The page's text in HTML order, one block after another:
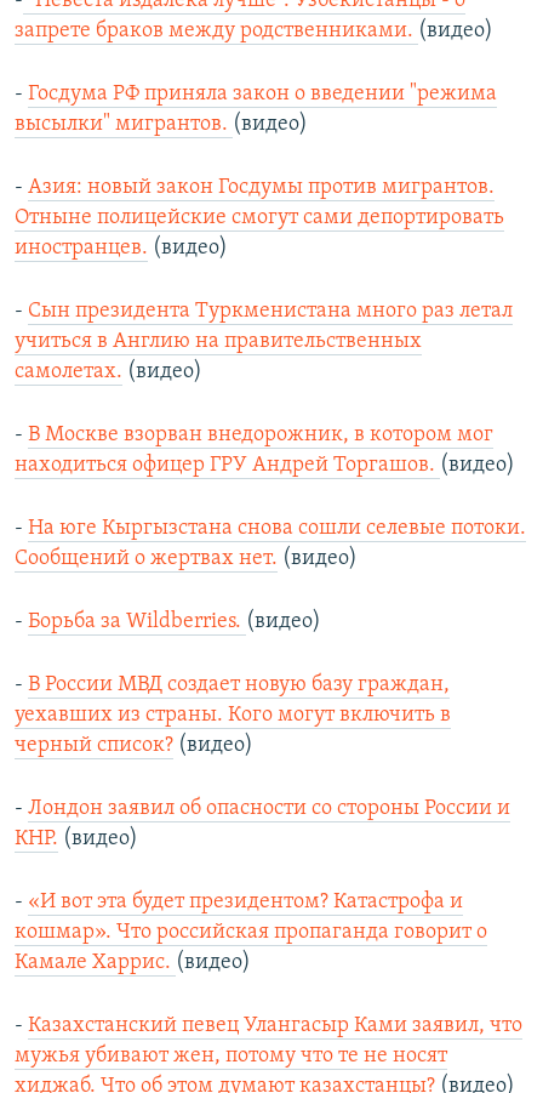
запрете браков между родственниками. (видео)
- Госдума РФ приняла закон о введении "режима
высылки" мигрантов. (видео)
- Азия: новый закон Госдумы против мигрантов.
Отныне полицейские смогут сами депортировать
иностранцев. (видео)
- Сын президента Туркменистана много раз летал
учиться в Англию на правительственных
самолетах. (видео)
- В Москве взорван внедорожник, в котором мог
находиться офицер ГРУ Андрей Торгашов. (видео)
- На юге Кыргызстана снова сошли селевые потоки.
Сообщений о жертвах нет. (видео)
- Борьба за Wildberries. (видео)
- В России МВД создает новую базу граждан,
уехавших из страны. Кого могут включить в
черный список? (видео)
- Лондон заявил об опасности со стороны России и
КНР. (видео)
- «И вот эта будет президентом? Катастрофа и
кошмар». Что российская пропаганда говорит о
Камале Харрис. (видео)
- Казахстанский певец Улангасыр Ками заявил, что
мужья убивают жен, потому что те не носят
хиджаб. Что об этом думают казахстанцы? (видео)